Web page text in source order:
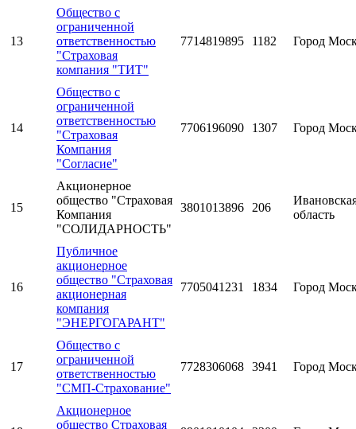
13
Общество с
ограниченной
ответственностью
"Страховая
компания "ТИТ"
7714819895 1182 Город
14
Общество с
ограниченной
ответственностью
"Страховая
Компания
"Согласие"
7706196090 1307 Город
15
Акционерное
общество "Страховая
Компания
"СОЛИДАРНОСТЬ"
3801013896 206
область
16
Публичное
акционерное
общество "Страховая
акционерная
компания
"ЭНЕРГОГАРАНТ"
7705041231 1834 Город
17
Общество с
ограниченной
ответственностью
"СМП-Страхование"
7728306068 3941 Город
Акционерное
общество Страховая